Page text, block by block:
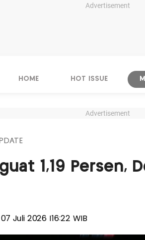
Advertisement
HOME HOT ISSUE
Advertisement
1,19 Persen,
Juli 2026 |16:22 WIB